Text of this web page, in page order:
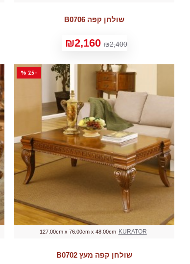
שולחן קפה B0706
₪2,400
₪2,160
-25 %
KURATOR
127.00cm x 76.00cm x 48.00cm
שולחן קפה מעץ B0702